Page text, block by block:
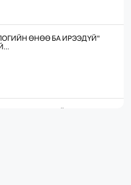
ӨНӨӨ БА ИРЭЭДҮЙ"